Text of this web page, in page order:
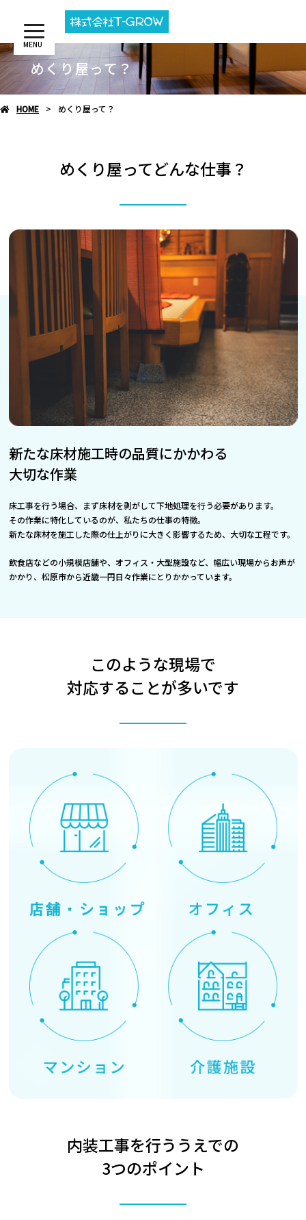
MENU
めくり屋って？
HOME めくり屋って？
めくり屋ってどんな仕事？
新たな床材施工時の品質にかかわる
大切な作業
床工事を行う場合、まず床材を剥がして下地処理を行う必要があります。
その作業に特化しているのが、私たちの仕事の特徴。
新たな床材を施工した際の仕上がりに大きく影響するため、大切な工程です。
飲食店などの小規模店舗や、オフィス・大型施設など、幅広い現場からお声が
かかり、松原市から近畿一円日々作業にとりかかっています。
このような現場で
対応することが多いです
内装工事を行ううえでの
3つのポイント